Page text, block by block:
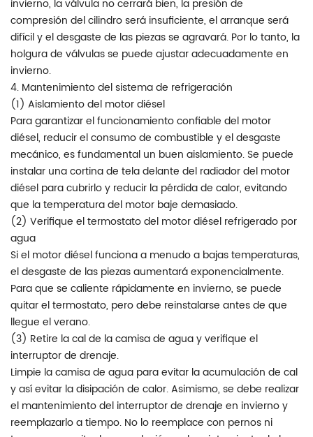
invierno, la válvula no cerrará bien, la presión de
compresión del cilindro será insuficiente, el arranque será
difícil y el desgaste de las piezas se agravará. Por lo tanto, la
holgura de válvulas se puede ajustar adecuadamente en
invierno.
4. Mantenimiento del sistema de refrigeración
(1) Aislamiento del motor diésel
Para garantizar el funcionamiento confiable del motor
diésel, reducir el consumo de combustible y el desgaste
mecánico, es fundamental un buen aislamiento. Se puede
instalar una cortina de tela delante del radiador del motor
diésel para cubrirlo y reducir la pérdida de calor, evitando
que la temperatura del motor baje demasiado.
(2) Verifique el termostato del motor diésel refrigerado por
agua
Si el motor diésel funciona a menudo a bajas temperaturas,
el desgaste de las piezas aumentará exponencialmente.
Para que se caliente rápidamente en invierno, se puede
quitar el termostato, pero debe reinstalarse antes de que
llegue el verano.
(3) Retire la cal de la camisa de agua y verifique el
interruptor de drenaje.
Limpie la camisa de agua para evitar la acumulación de cal
y así evitar la disipación de calor. Asimismo, se debe realizar
el mantenimiento del interruptor de drenaje en invierno y
reemplazarlo a tiempo. No lo reemplace con pernos ni